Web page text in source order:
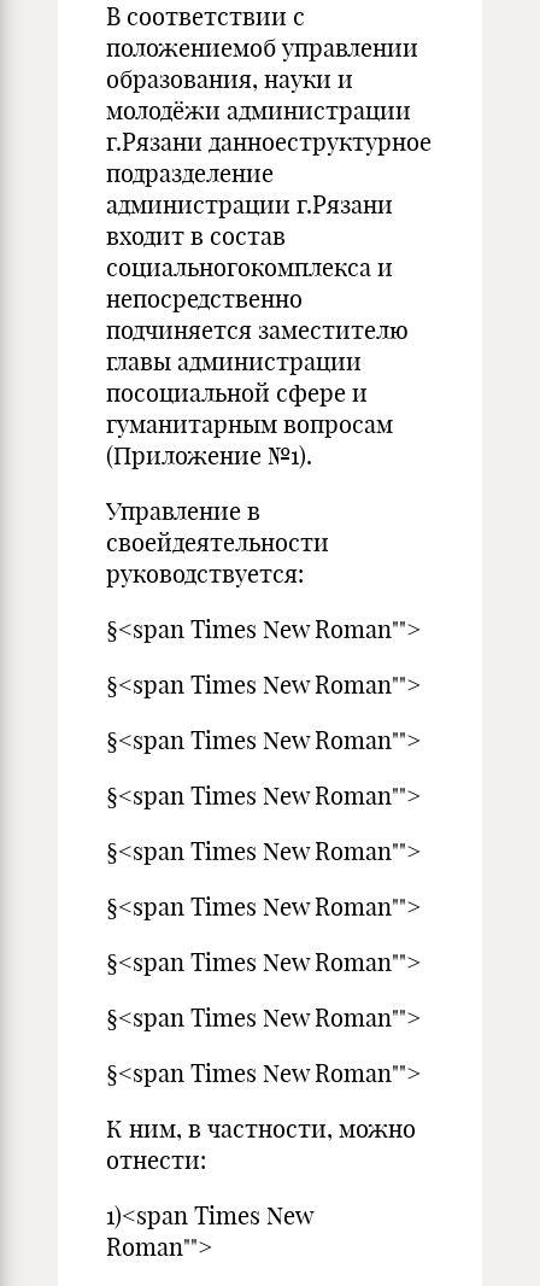
В соответствии с
положениемоб управлении
образования, науки и
молодёжи администрации
г.Рязани данноеструктурное
подразделение
администрации г.Рязани
входит в состав
социальногокомплекса и
непосредственно
подчиняется заместителю
главы администрации
посоциальной сфере и
гуманитарным вопросам
(Приложение №1).
Управление в
своейдеятельности
руководствуется:
§<span Times New Roman"">
§<span Times New Roman"">
§<span Times New Roman"">
§<span Times New Roman"">
§<span Times New Roman"">
§<span Times New Roman"">
§<span Times New Roman"">
§<span Times New Roman"">
§<span Times New Roman"">
К ним, в частности, можно
отнести:
1)<span Times New
Roman"">